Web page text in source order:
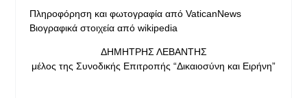
Πληροφόρηση και φωτογραφία από VaticanNews
Βιογραφικά στοιχεία από wikipedia
ΔΗΜΗΤΡΗΣ ΛΕΒΑΝΤΗΣ
μέλος της Συνοδικής Επιτροπής “Δικαιοσύνη και Ειρήνη”